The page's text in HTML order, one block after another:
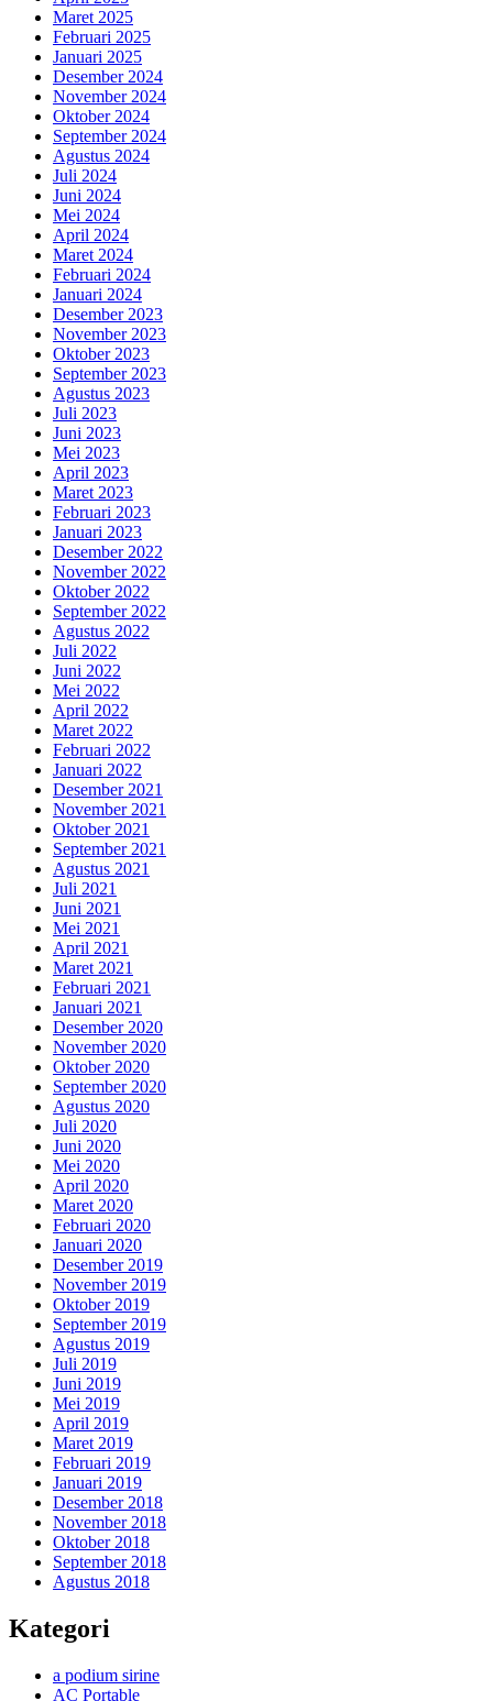
Maret 2025
Februari 2025
Januari 2025
Desember 2024
November 2024
Oktober 2024
September 2024
Agustus 2024
Juli 2024
Juni 2024
Mei 2024
April 2024
Maret 2024
Februari 2024
Januari 2024
Desember 2023
November 2023
Oktober 2023
September 2023
Agustus 2023
Juli 2023
Juni 2023
Mei 2023
April 2023
Maret 2023
Februari 2023
Januari 2023
Desember 2022
November 2022
Oktober 2022
September 2022
Agustus 2022
Juli 2022
Juni 2022
Mei 2022
April 2022
Maret 2022
Februari 2022
Januari 2022
Desember 2021
November 2021
Oktober 2021
September 2021
Agustus 2021
Juli 2021
Juni 2021
Mei 2021
April 2021
Maret 2021
Februari 2021
Januari 2021
Desember 2020
November 2020
Oktober 2020
September 2020
Agustus 2020
Juli 2020
Juni 2020
Mei 2020
April 2020
Maret 2020
Februari 2020
Januari 2020
Desember 2019
November 2019
Oktober 2019
September 2019
Agustus 2019
Juli 2019
Juni 2019
Mei 2019
April 2019
Maret 2019
Februari 2019
Januari 2019
Desember 2018
November 2018
Oktober 2018
September 2018
Agustus 2018
Kategori
a podium sirine
AC Portable